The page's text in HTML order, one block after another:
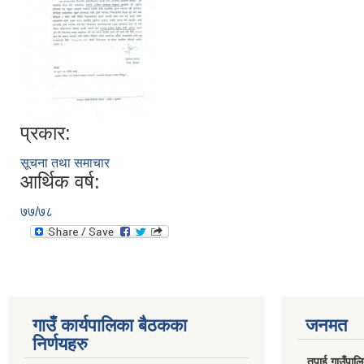
प्रकार:
सूचना तथा समाचार
आर्थिक वर्ष:
७७/७८
गाउँ कार्यपालिका बैठकका
निर्णयहरु
जनमत